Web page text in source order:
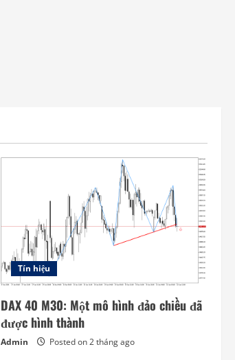
Tín hiệu
DAX 40 M30: Một mô hình đảo chiều đã
được hình thành
Admin Posted on 2 tháng ago